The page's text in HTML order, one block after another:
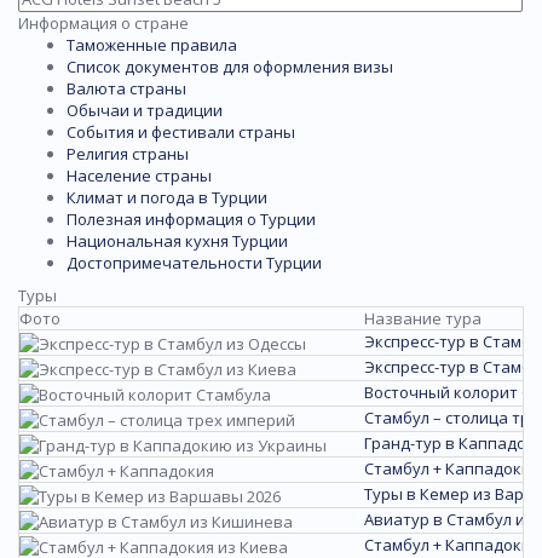
Информация о стране
Таможенные правила
Список документов для оформления визы
Валюта страны
Обычаи и традиции
События и фестивали страны
Религия страны
Население страны
Климат и погода в Турции
Полезная информация о Турции
Национальная кухня Турции
Достопримечательности Турции
Туры
Фото
Название тура
Экспресс-тур в
Экспресс-тур в
Восточный колорит
Стамбул – столица
Гранд-тур в
Стамбул + Каппадокия
Туры в Кемер из
Авиатур в Стамбул
Стамбул +